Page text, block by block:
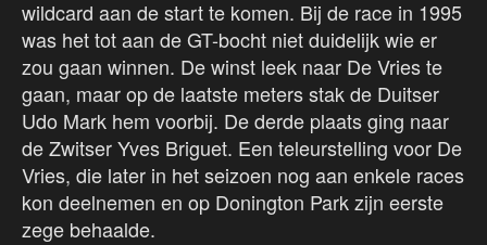
wildcard aan de start te komen. Bij de race in 1995
was het tot aan de GT-bocht niet duidelijk wie er
zou gaan winnen. De winst leek naar De Vries te
gaan, maar op de laatste meters stak de Duitser
Udo Mark hem voorbij. De derde plaats ging naar
de Zwitser Yves Briguet. Een teleurstelling voor De
Vries, die later in het seizoen nog aan enkele races
kon deelnemen en op Donington Park zijn eerste
zege behaalde.